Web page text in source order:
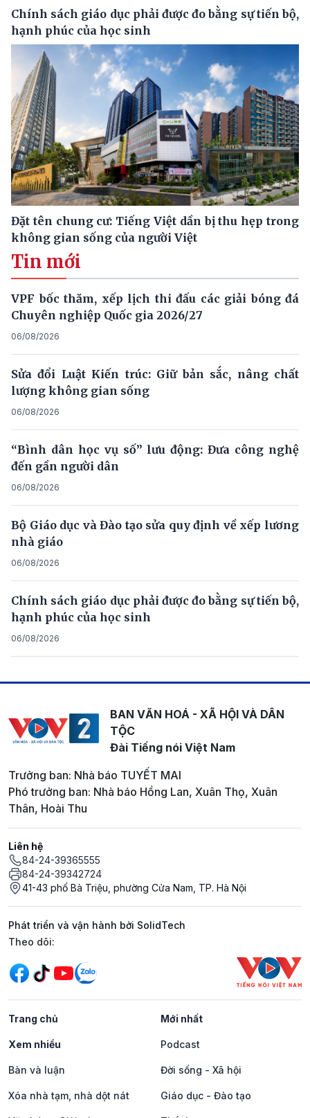
Chính sách giáo dục phải được đo bằng sự tiến bộ,
hạnh phúc của học sinh
Đặt tên chung cư: Tiếng Việt dần bị thu hẹp trong
không gian sống của người Việt
Tin mới
VPF bốc thăm, xếp lịch thi đấu các giải bóng đá
Chuyên nghiệp Quốc gia 2026/27
06/08/2026
Sửa đổi Luật Kiến trúc: Giữ bản sắc, nâng chất
lượng không gian sống
06/08/2026
“Bình dân học vụ số” lưu động: Đưa công nghệ
đến gần người dân
06/08/2026
Bộ Giáo dục và Đào tạo sửa quy định về xếp lương
nhà giáo
06/08/2026
Chính sách giáo dục phải được đo bằng sự tiến bộ,
hạnh phúc của học sinh
06/08/2026
BAN VĂN HOÁ - XÃ HỘI VÀ DÂN
TỘC
Đài Tiếng nói Việt Nam
Trưởng ban: Nhà báo TUYẾT MAI
Phó trưởng ban: Nhà báo Hồng Lan, Xuân Thọ, Xuân
Thân, Hoài Thu
Liên hệ
84-24-39365555
84-24-39342724
41-43 phố Bà Triệu, phường Cửa Nam, TP. Hà Nội
Phát triển và vận hành bởi SolidTech
Mạng xã hội
Theo dõi:
Trang chủ Mới nhất
Xem nhiều Podcast
Bàn và luận Đời sống - Xã hội
Xóa nhà tạm, nhà dột nát Giáo dục - Đào tạo